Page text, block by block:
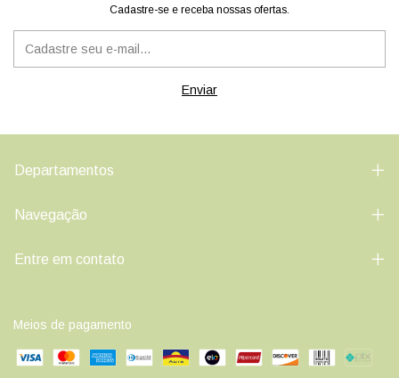
Cadastre-se e receba nossas ofertas.
Departamentos
Navegação
Entre em contato
Meios de pagamento